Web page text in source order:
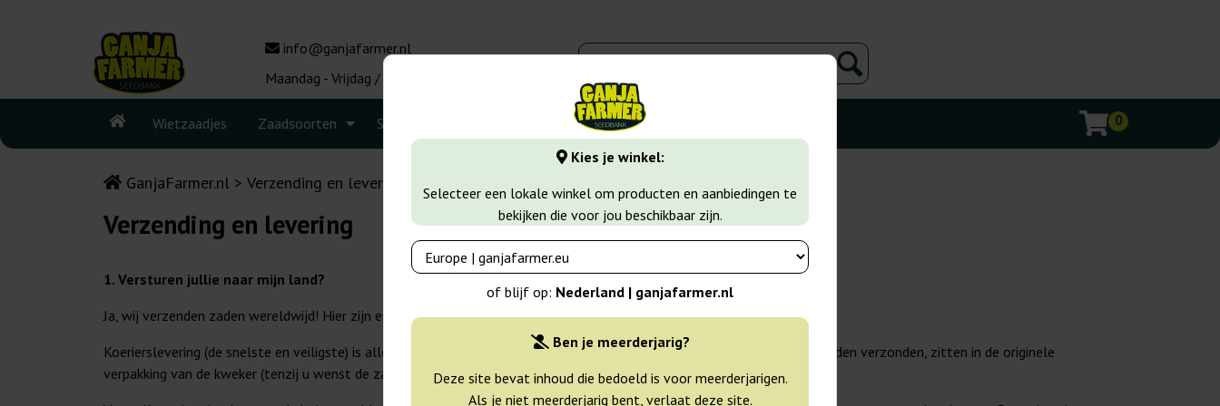
Kies je winkel:
Selecteer een lokale winkel om producten en aanbiedingen te
bekijken die voor jou beschikbaar zijn.
of blijf op: Nederland | ganjafarmer.nl
Ben je meerderjarig?
Deze site bevat inhoud die bedoeld is voor meerderjarigen.
Als je niet meerderjarig bent, verlaat deze site.
info@ganjafarmer.nl
Maandag - Vrijdag / 10:00 - 16:00
Wietzaadjes Zaadsoorten Seedbanks Meer 0
GanjaFarmer.nl Verzending en levering
Verzending en levering
1. Versturen jullie naar mijn land?
Ja, wij verzenden zaden wereldwijd! Hier zijn enkele informatie over de verzendmethode die u moet weten:
Koerierslevering (de snelste en veiligste) is alleen beschikbaar binnen de Europese Unie. Alle zaden die via een koerier worden verzonden, zitten in de originele
verpakking van de kweker (tenzij u wenst de zaden uit de verpakking te halen en ons hiervan op de hoogte stelt).